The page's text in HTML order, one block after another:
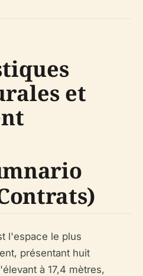
et
l'espace le plus
présentant huit
à 17,4 mètres,